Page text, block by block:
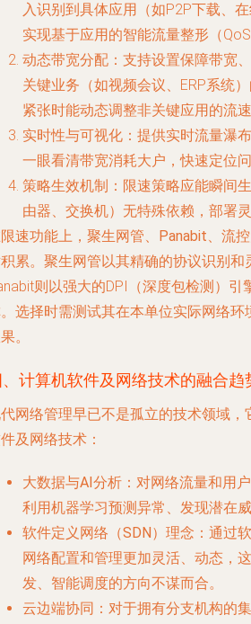
入识别到具体应用（如P2P下载、
实现基于应用的智能流量整形（QoS
动态带宽分配 ：支持设置保障带宽
关键业务（如视频会议、ERP系统
紧张时能动态调整非关键应用的流速
实时性与可视化 ：提供实时流量瀑
一眼看清带宽消耗大户，快速定位问
策略生效机制 ：限速策略应能瞬间
由器、交换机）无特殊依赖，部署灵
速功能上， 聚生网管、Panabit、流
累。聚生网管以其精确的协议识别和
则以强大的DPI（深度包检测）引
选择时需测试其在本单位实际网络
。
计算机软件及网络技术的融合趋
网络管理早已不是孤立的技术领域
及网络技术：
大数据与AI分析 ：对网络流量和用
利用机器学习预测异常、发现潜在
软件定义网络（SDN）理念 ：通过
网络配置和管理更加灵活、动态，
发、智能调度的方向不谋而合。
云边端协同 ：对于拥有分支机构的